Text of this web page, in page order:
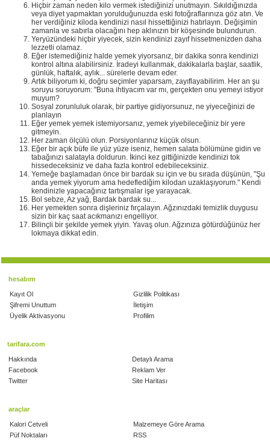
Hiçbir zaman neden kilo vermek istediğinizi unutmayın. Sıkıldığınızda
veya diyet yapmaktan yorulduğunuzda eski fotoğraflarınıza göz atın. Ve
her verdiğiniz kiloda kendinizi nasıl hissettiğinizi hatırlayın. Değişimin
zamanla ve sabırla olacağını hep aklınızın bir köşesinde bulundurun.
Yeryüzündeki hiçbir yiyecek, sizin kendinizi zayıf hissetmenizden daha
lezzetli olamaz.
Eğer istemediğiniz halde yemek yiyorsanız, bir dakika sonra kendinizi
kontrol altına alabilirsiniz. İradeyi kullanmak, dakikalarla başlar, saatlik,
günlük, haftalık, aylık... sürelerle devam eder.
Artık biliyorum ki, doğru seçimler yaparsam, zayıflayabilirim. Her an şu
soruyu soruyorum: "Buna ihtiyacım var mı, gerçekten onu yemeyi istiyor
muyum?
Sosyal zorunluluk olarak, bir partiye gidiyorsunuz, ne yiyeceğinizi de
planlayın
Eğer yemek yemek istemiyorsanız, yemek yiyebileceğiniz bir yere
gitmeyin.
Her zaman ölçülü olun. Porsiyonlarınız küçük olsun.
Eğer bir açık büfe ile yüz yüze iseniz, hemen salata bölümüne gidin ve
tabağınızı salatayla doldurun. İkinci kez gittiğinizde kendinizi tok
hissedeceksiniz ve daha fazla kontrol edebileceksiniz.
Yemeğe başlamadan önce bir bardak su için ve bu sırada düşünün, "Şu
anda yemek yiyorum ama hedeflediğim kilodan uzaklaşıyorum." Kendi
kendinizle yapacağınız tartışmalar işe yarayacak.
Bol sebze, Az yağ, Bardak bardak su...
Her yemekten sonra dişleriniz fırçalayın. Ağzınızdaki temizlik duygusu
sizin bir kaç saat acıkmanızı engelliyor.
Bilinçli bir şekilde yemek yiyin. Yavaş olun. Ağzınıza götürdüğünüz her
lokmaya dikkat edin.
hesabım
Kayıt Ol
Şifremi Unuttum
Üyelik Aktivasyonu
Gizlilik Politikası
İletişim
Profilim
tarifara.com
Hakkında
Facebook
Twitter
Detaylı Arama
Reklam Ver
Site Haritası
araçlar
Kalori Cetveli
Püf Noktaları
Malzemeye Göre Arama
RSS